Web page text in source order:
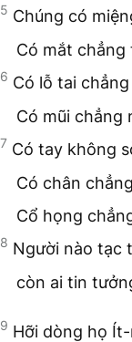
5 Chúng có
Có mắt chẳng
6 Có lỗ tai
Có mũi chẳng
7 Có tay không
Có chân
Cổ họng
8 Người nào tạc
còn ai tin
9 Hỡi dòng họ